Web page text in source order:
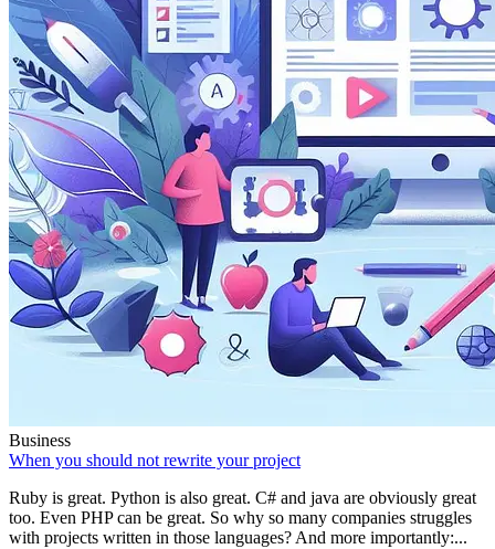
Business
When you should not rewrite your project
Ruby is great. Python is also great. C# and java are obviously great
too. Even PHP can be great. So why so many companies struggles
with projects written in those languages? And more importantly:...